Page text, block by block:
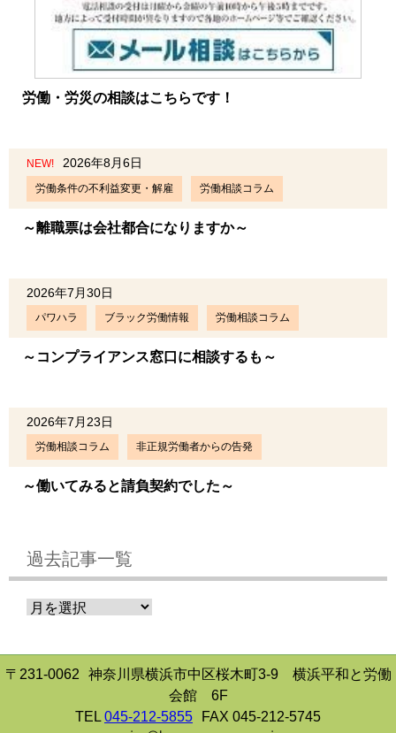
労働・労災の相談はこちらです！
NEW! 2026年8月6日
労働条件の不利益変更・解雇 労働相談コラム
～離職票は会社都合になりますか～
2026年7月30日
パワハラ ブラック労働情報 労働相談コラム
～コンプライアンス窓口に相談するも～
2026年7月23日
労働相談コラム 非正規労働者からの告発
～働いてみると請負契約でした～
過去記事一覧
〒231-0062
神奈川県横浜市中区桜木町3-9 横浜平和と労働
会館 6F
TEL 045-212-5855 FAX 045-212-5745